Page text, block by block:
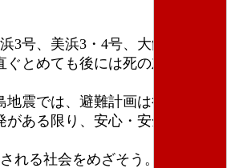
号、美浜3・4号、大飯1、2
とめても後には死の灰が残
震では、避難計画は役にたた
ある限り、安心・安全はな
れる社会をめざそう。